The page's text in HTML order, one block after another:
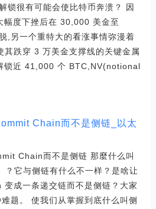
锁很有可能会使比特币奔溃？ 因
幅度下挫后在 30,000 美金至
,另一个重特大的看涨事情弥漫着
其跌穿 3 万美金支撑线的关键金属
锁近 41,000 个 BTC,NV(notional
Chain而不是侧链_以太
Chain而不是侧链 那麼什么叫
它与侧链有什么不一样？是啥让
成一条递交链而不是侧链？大家
题。 使我们从掌握到底什么叫侧